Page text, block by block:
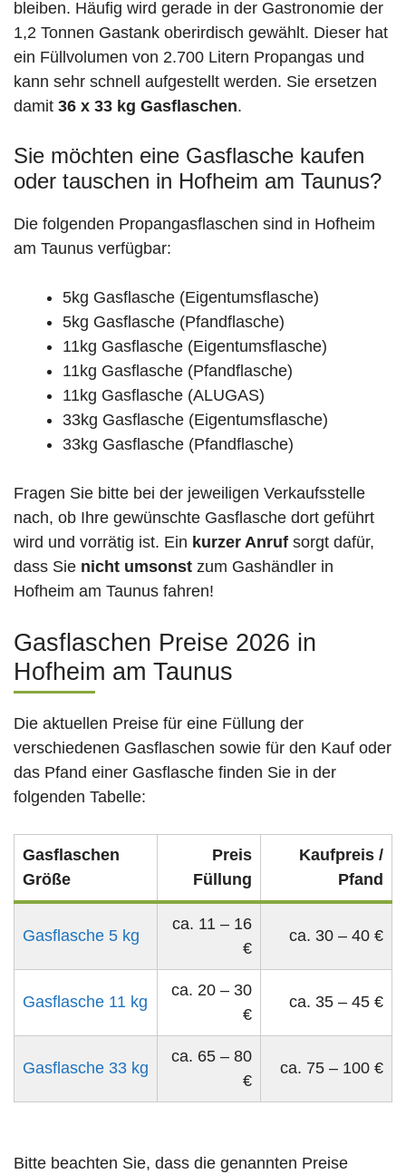
bleiben. Häufig wird gerade in der Gastronomie der
1,2 Tonnen Gastank oberirdisch gewählt. Dieser hat
ein Füllvolumen von 2.700 Litern Propangas und
kann sehr schnell aufgestellt werden. Sie ersetzen
damit 36 x 33 kg Gasflaschen.
Sie möchten eine Gasflasche kaufen
oder tauschen in Hofheim am Taunus?
Die folgenden Propangasflaschen sind in Hofheim
am Taunus verfügbar:
5kg Gasflasche (Eigentumsflasche)
5kg Gasflasche (Pfandflasche)
11kg Gasflasche (Eigentumsflasche)
11kg Gasflasche (Pfandflasche)
11kg Gasflasche (ALUGAS)
33kg Gasflasche (Eigentumsflasche)
33kg Gasflasche (Pfandflasche)
Fragen Sie bitte bei der jeweiligen Verkaufsstelle
nach, ob Ihre gewünschte Gasflasche dort geführt
wird und vorrätig ist. Ein kurzer Anruf sorgt dafür,
dass Sie nicht umsonst zum Gashändler in
Hofheim am Taunus fahren!
Gasflaschen Preise 2026 in
Hofheim am Taunus
Die aktuellen Preise für eine Füllung der
verschiedenen Gasflaschen sowie für den Kauf oder
das Pfand einer Gasflasche finden Sie in der
folgenden Tabelle:
Gasflaschen
Größe
Preis
Füllung
Kaufpreis /
Pfand
Gasflasche 5 kg
ca. 11 – 16
€
ca. 30 – 40 €
Gasflasche 11 kg
ca. 20 – 30
€
ca. 35 – 45 €
Gasflasche 33 kg
ca. 65 – 80
€
ca. 75 – 100 €
Bitte beachten Sie, dass die genannten Preise